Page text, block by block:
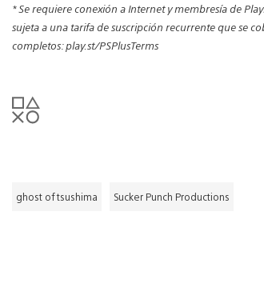
* Se requiere conexión a Internet y membresía de
sujeta a una tarifa de suscripción recurrente que se
completos: play.st/PSPlusTerms
ghost of tsushima Sucker Punch Productions